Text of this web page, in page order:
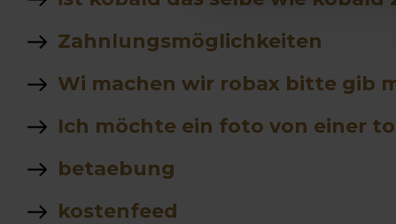
Zahnlungsmöglichkeiten
Wi machen wir robax bitte gib
Ich möchte ein foto von einer
betaebung
kostenfeed